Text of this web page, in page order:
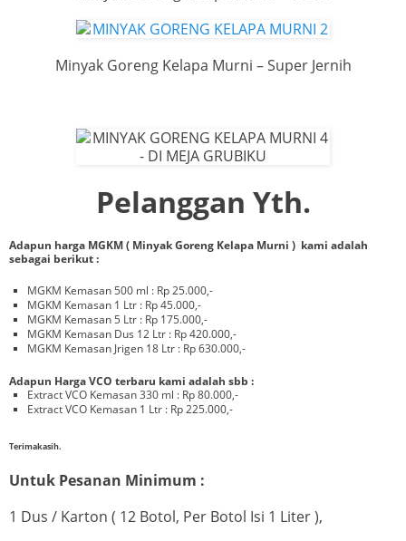
Minyak Goreng Kelapa Murni – Super Jernih
Pelanggan Yth.
Adapun harga MGKM ( Minyak Goreng Kelapa Murni ) kami adalah
sebagai berikut :
MGKM Kemasan 500 ml : Rp 25.000,-
MGKM Kemasan 1 Ltr : Rp 45.000,-
MGKM Kemasan 5 Ltr : Rp 175.000,-
MGKM Kemasan Dus 12 Ltr : Rp 420.000,-
MGKM Kemasan Jrigen 18 Ltr : Rp 630.000,-
Adapun Harga VCO terbaru kami adalah sbb :
Extract VCO Kemasan 330 ml : Rp 80.000,-
Extract VCO Kemasan 1 Ltr : Rp 225.000,-
Terimakasih.
Untuk Pesanan Minimum :
1 Dus / Karton ( 12 Botol, Per Botol Isi 1 Liter ),